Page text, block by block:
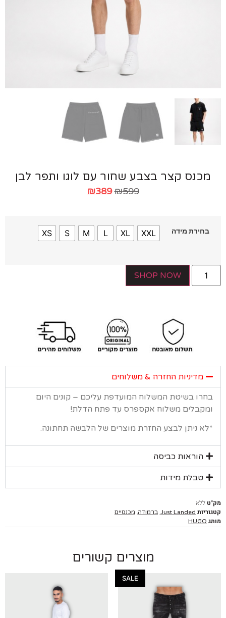
קצר בצבע שחור עם לוגו ותפר לבן
₪
₪389
מידה XXL
XL
L
M
S
XS
SHOP NOW
מדיניות החזרה & משלוחים
בשיטת המשלוח המועדפת עליכם – קונים היום
משלוח אקספרס עד פתח הדלת!
ניתן לבצע החזרת מוצרים של הלבשה תחתונה.
הוראות כביסה
טבלת מידות
ללא
Just Landed
, ברמודה,מכנסיים
HUGO
מוצרים קשורים